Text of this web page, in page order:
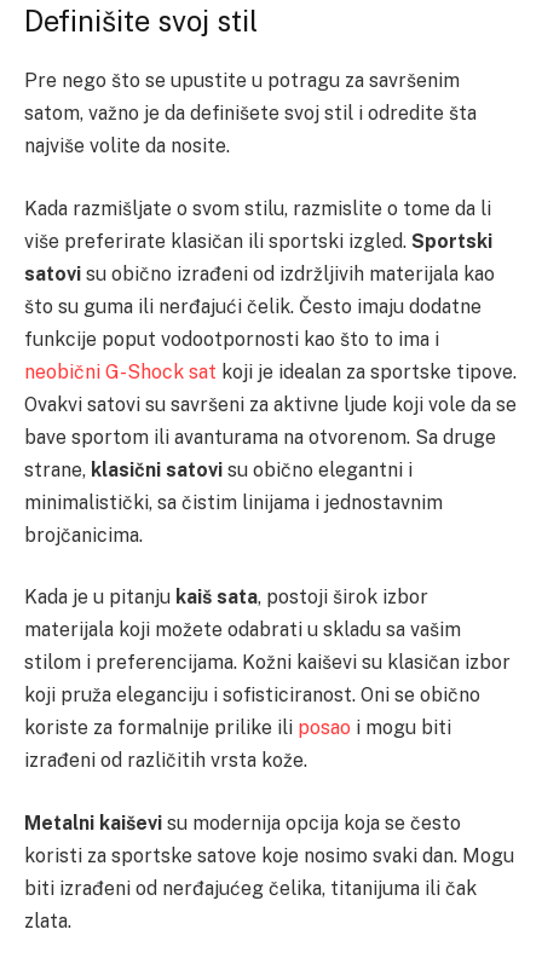
Definišite svoj stil
Pre nego što se upustite u potragu za savršenim
satom, važno je da definišete svoj stil i odredite šta
najviše volite da nosite.
Kada razmišljate o svom stilu, razmislite o tome da li
više preferirate klasičan ili sportski izgled. Sportski
satovi su obično izrađeni od izdržljivih materijala kao
što su guma ili nerđajući čelik. Često imaju dodatne
funkcije poput vodootpornosti kao što to ima i
neobični G-Shock sat koji je idealan za sportske tipove.
Ovakvi satovi su savršeni za aktivne ljude koji vole da se
bave sportom ili avanturama na otvorenom. Sa druge
strane, klasični satovi su obično elegantni i
minimalistički, sa čistim linijama i jednostavnim
brojčanicima.
Kada je u pitanju kaiš sata, postoji širok izbor
materijala koji možete odabrati u skladu sa vašim
stilom i preferencijama. Kožni kaiševi su klasičan izbor
koji pruža eleganciju i sofisticiranost. Oni se obično
koriste za formalnije prilike ili posao i mogu biti
izrađeni od različitih vrsta kože.
Metalni kaiševi su modernija opcija koja se često
koristi za sportske satove koje nosimo svaki dan. Mogu
biti izrađeni od nerđajućeg čelika, titanijuma ili čak
zlata.